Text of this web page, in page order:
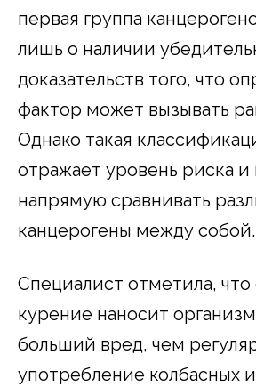
первая группа
лишь о наличии
доказательств того, что
фактор может вызывать
Однако такая
отражает уровень риска и
напрямую сравнивать
канцерогены между собой.
Специалист отметила,
курение наносит
больший вред, чем
употребление колбасных